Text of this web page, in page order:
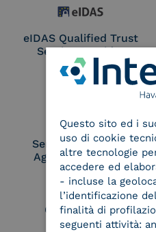
eIDAS Qualified Trust
Service Provider
Service Provider e
Aggregatore SPID
Conservatore
qualificato
Questo sito ed i
uso di cookie
altre tecnologie
accedere ed
- incluse la
l’identificazione
finalità di
seguenti attività: